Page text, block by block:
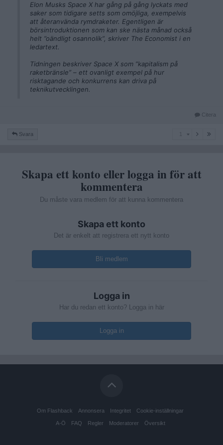
Elon Musks Space X har gång på gång lyckats med
saker som tidigare setts som omöjliga, exempelvis
att återanvända rymdraketer. Egentligen är
börsintroduktionen som kan ske nästa månad också
helt ”oändligt osannolik”, skriver The Economist i en
ledartext.
Tidningen beskriver Space X som ”kapitalism på
raketbränsle” – ett ovanligt exempel på hur
risktagande och konkurrens kan driva på
teknikutvecklingen.
Citera
Svara
Skapa ett konto eller logga in för att
kommentera
Du måste vara medlem för att kunna kommentera
Skapa ett konto
Det är enkelt att registrera ett nytt konto
Bli medlem
Logga in
Har du redan ett konto? Logga in här
Logga in
Om Flashback Annonsera Integritet Cookie-inställningar
A-Ö FAQ Regler Moderatorer Översikt